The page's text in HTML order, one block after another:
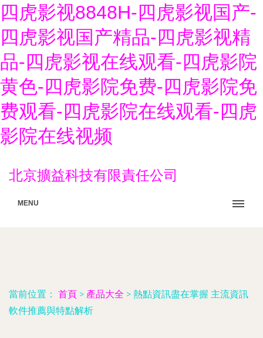
四虎影视8848H-四虎影视国产-
四虎影视国产精品-四虎影视精
品-四虎影视在线观看-四虎影院
黄色-四虎影院免费-四虎影院免
费观看-四虎影院在线观看-四虎
影院在线视频
北京擴益科技有限責任公司
MENU
當前位置： 首頁 > 產品大全 > 熱點資訊盡在掌握 主流資訊
軟件推薦與特點解析